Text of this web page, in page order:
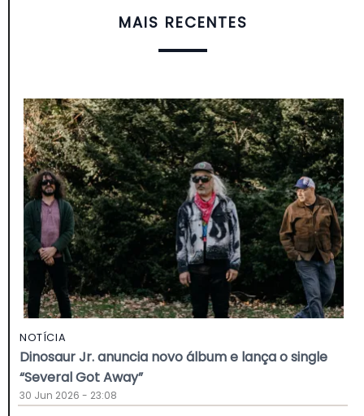
MAIS RECENTES
NOTÍCIA
Dinosaur Jr. anuncia novo álbum e lança o single
“Several Got Away”
30 Jun 2026 - 23:08